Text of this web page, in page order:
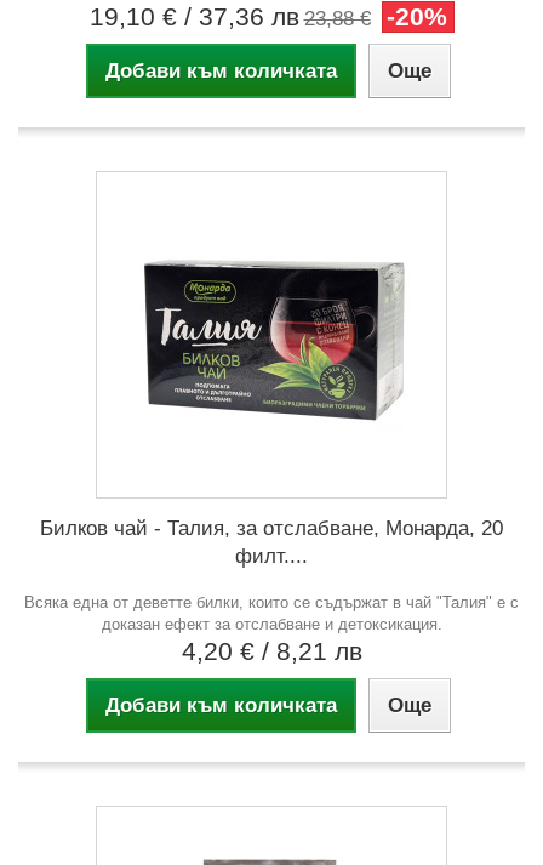
19,10 € / 37,36 лв 23,88 € -20%
Добави към количката Още
Билков чай - Талия, за отслабване, Монарда, 20
филт....
Всяка една от деветте билки, които се съдържат в чай "Талия" е с
доказан ефект за отслабване и детоксикация.
4,20 € / 8,21 лв
Добави към количката Още